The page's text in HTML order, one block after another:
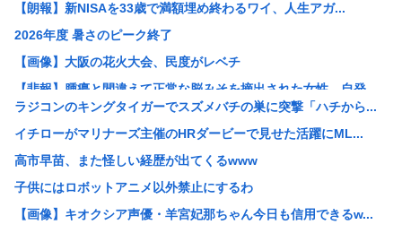
【朗報】新NISAを33歳で満額埋め終わるワイ、人生アガ...
2026年度 暑さのピーク終了
【画像】大阪の花火大会、民度がレベチ
【悲報】腫瘍と間違えて正常な脳みそを摘出された女性、自発...
【悲報】大久保佳代子、100万円貢いだ“最後の恋愛”は「...
【悲報】新NISA33歳で満額埋め終わるワイ人生アガリの...
【画像】道重さゆみのお乳wwwこれでパイズリされたら3秒...
【画像】女子野球部員『星よつは』とかいうガチで可愛すぎる...
女球審、高校球児にキレられてしまうwww
ラジコンのキングタイガーでスズメバチの巣に突撃「ハチから...
イチローがマリナーズ主催のHRダービーで見せた活躍にML...
高市早苗、また怪しい経歴が出てくるwww
子供にはロボットアニメ以外禁止にするわ
【画像】キオクシア声優・羊宮妃那ちゃん今日も信用できるw...